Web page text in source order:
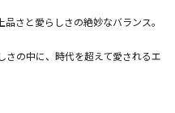
さと愛らしさの絶妙なバランス。
の中に、時代を超えて愛されるエ